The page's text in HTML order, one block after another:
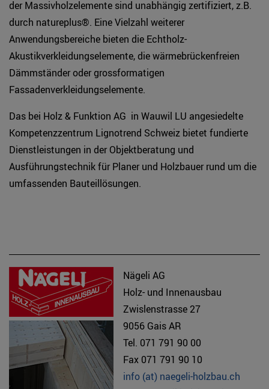
der Massivholzelemente sind unabhängig zertifiziert, z.B.
durch natureplus®. Eine Vielzahl weiterer
Anwendungsbereiche bieten die Echtholz-
Akustikverkleidungselemente, die wärmebrückenfreien
Dämmständer oder grossformatigen
Fassadenverkleidungselemente.
Das bei Holz & Funktion AG in Wauwil LU angesiedelte
Kompetenzzentrum Lignotrend Schweiz bietet fundierte
Dienstleistungen in der Objektberatung und
Ausführungstechnik für Planer und Holzbauer rund um die
umfassenden Bauteillösungen.
Nägeli AG
Holz- und Innenausbau
Zwislenstrasse 27
9056 Gais AR
Tel. 071 791 90 00
Fax 071 791 90 10
info (at) naegeli-holzbau.ch